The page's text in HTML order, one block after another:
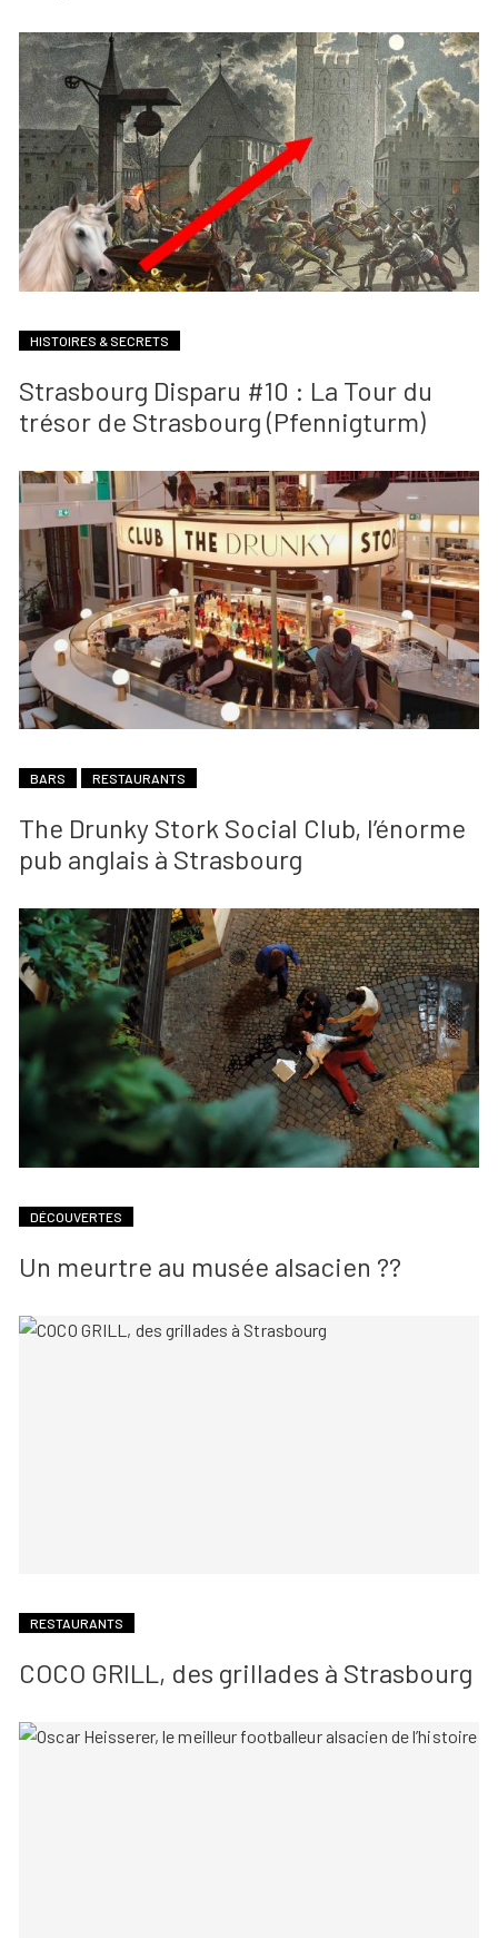
HISTOIRES & SECRETS
Strasbourg Disparu #10 : La Tour du
trésor de Strasbourg (Pfennigturm)
BARS RESTAURANTS
The Drunky Stork Social Club, l’énorme
pub anglais à Strasbourg
DÉCOUVERTES
Un meurtre au musée alsacien ??
RESTAURANTS
COCO GRILL, des grillades à Strasbourg